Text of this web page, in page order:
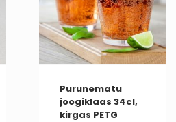
Purunematu
joogiklaas 34cl,
kirgas PETG